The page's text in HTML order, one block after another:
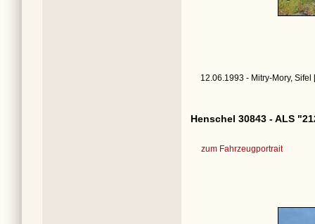
12.06.1993 - Mitry-Mory, Sifel
Henschel 30843 - ALS
zum Fahrzeugportrait